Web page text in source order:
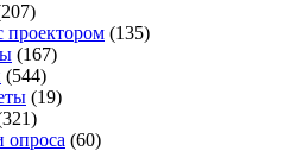
проектором (135)
(167)
(544)
(19)
опроса (60)